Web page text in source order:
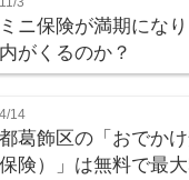
ニ保険が満期にな
がくるのか？
14
葛飾区の「おでか
険）」は無料で最